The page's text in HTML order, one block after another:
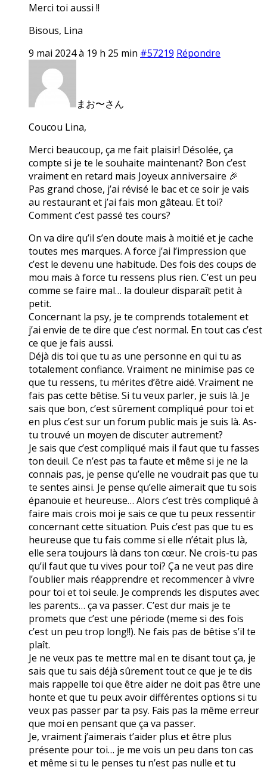
Merci toi aussi !!
Bisous, Lina
9 mai 2024 à 19 h 25 min #57219 Répondre
まお〜さん
Coucou Lina,
Merci beaucoup, ça me fait plaisir! Désolée, ça
compte si je te le souhaite maintenant? Bon c’est
vraiment en retard mais Joyeux anniversaire 🎉
Pas grand chose, j’ai révisé le bac et ce soir je vais
au restaurant et j’ai fais mon gâteau. Et toi?
Comment c’est passé tes cours?
On va dire qu’il s’en doute mais à moitié et je cache
toutes mes marques. A force j’ai l’impression que
c’est le devenu une habitude. Des fois des coups de
mou mais à force tu ressens plus rien. C’est un peu
comme se faire mal… la douleur disparaît petit à
petit.
Concernant la psy, je te comprends totalement et
j’ai envie de te dire que c’est normal. En tout cas c’est
ce que je fais aussi.
Déjà dis toi que tu as une personne en qui tu as
totalement confiance. Vraiment ne minimise pas ce
que tu ressens, tu mérites d’être aidé. Vraiment ne
fais pas cette bêtise. Si tu veux parler, je suis là. Je
sais que bon, c’est sûrement compliqué pour toi et
en plus c’est sur un forum public mais je suis là. As-
tu trouvé un moyen de discuter autrement?
Je sais que c’est compliqué mais il faut que tu fasses
ton deuil. Ce n’est pas ta faute et même si je ne la
connais pas, je pense qu’elle ne voudrait pas que tu
te sentes ainsi. Je pense qu’elle aimerait que tu sois
épanouie et heureuse… Alors c’est très compliqué à
faire mais crois moi je sais ce que tu peux ressentir
concernant cette situation. Puis c’est pas que tu es
heureuse que tu fais comme si elle n’était plus là,
elle sera toujours là dans ton cœur. Ne crois-tu pas
qu’il faut que tu vives pour toi? Ça ne veut pas dire
l’oublier mais réapprendre et recommencer à vivre
pour toi et toi seule. Je comprends les disputes avec
les parents… ça va passer. C’est dur mais je te
promets que c’est une période (meme si des fois
c’est un peu trop long!!). Ne fais pas de bêtise s’il te
plaît.
Je ne veux pas te mettre mal en te disant tout ça, je
sais que tu sais déjà sûrement tout ce que je te dis
mais rappelle toi que être aider ne doit pas être une
honte et que tu peux avoir différentes options si tu
veux pas passer par ta psy. Fais pas la même erreur
que moi en pensant que ça va passer.
Je, vraiment j’aimerais t’aider plus et être plus
présente pour toi… je me vois un peu dans ton cas
et même si tu le penses tu n’est pas nulle et tu